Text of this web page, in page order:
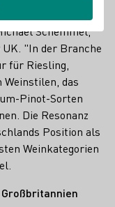
Schemmel,
"In der Branche
für Riesling,
das
Pinot-Sorten
Die Resonanz
Position als
Weinkategorien